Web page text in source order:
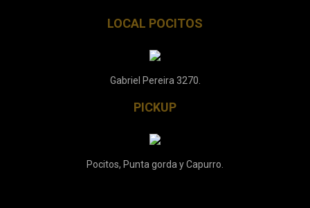
LOCAL POCITOS
Gabriel Pereira 3270.
PICKUP
Pocitos, Punta gorda y Capurro.